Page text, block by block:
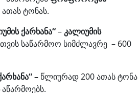
ტონას.
ქარხანა“–კალიუმის
საწარმოო სიმძლავრე – 600
– წლიურად 200 ათას ტონა
აწარმოებს.